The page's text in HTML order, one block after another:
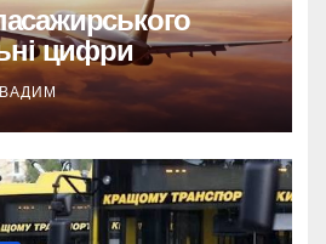
цифри
ВАДИМ